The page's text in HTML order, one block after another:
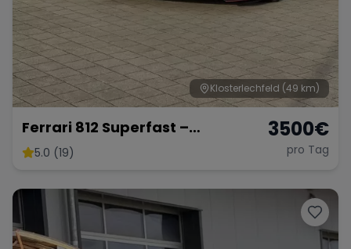
Klosterlechfeld (49 km)
Ferrari 812 Superfast –
Ultimativer V12-Supersportler
5.0 (19)
3500€
pro Tag